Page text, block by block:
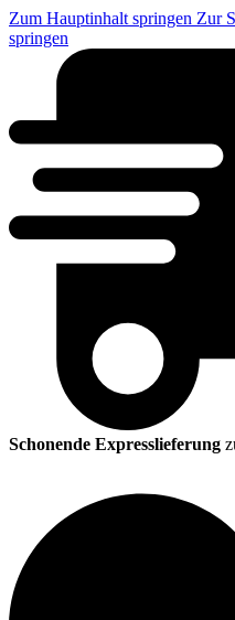
Zum Hauptinhalt springen Zur
springen
Schonende Expresslieferung